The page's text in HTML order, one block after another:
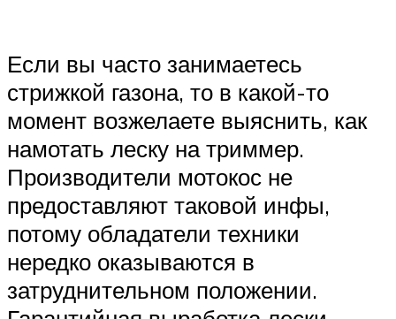
Если вы часто занимаетесь
стрижкой газона, то в какой-то
момент возжелаете выяснить, как
намотать леску на триммер.
Производители мотокос не
предоставляют таковой инфы,
потому обладатели техники
нередко оказываются в
затруднительном положении.